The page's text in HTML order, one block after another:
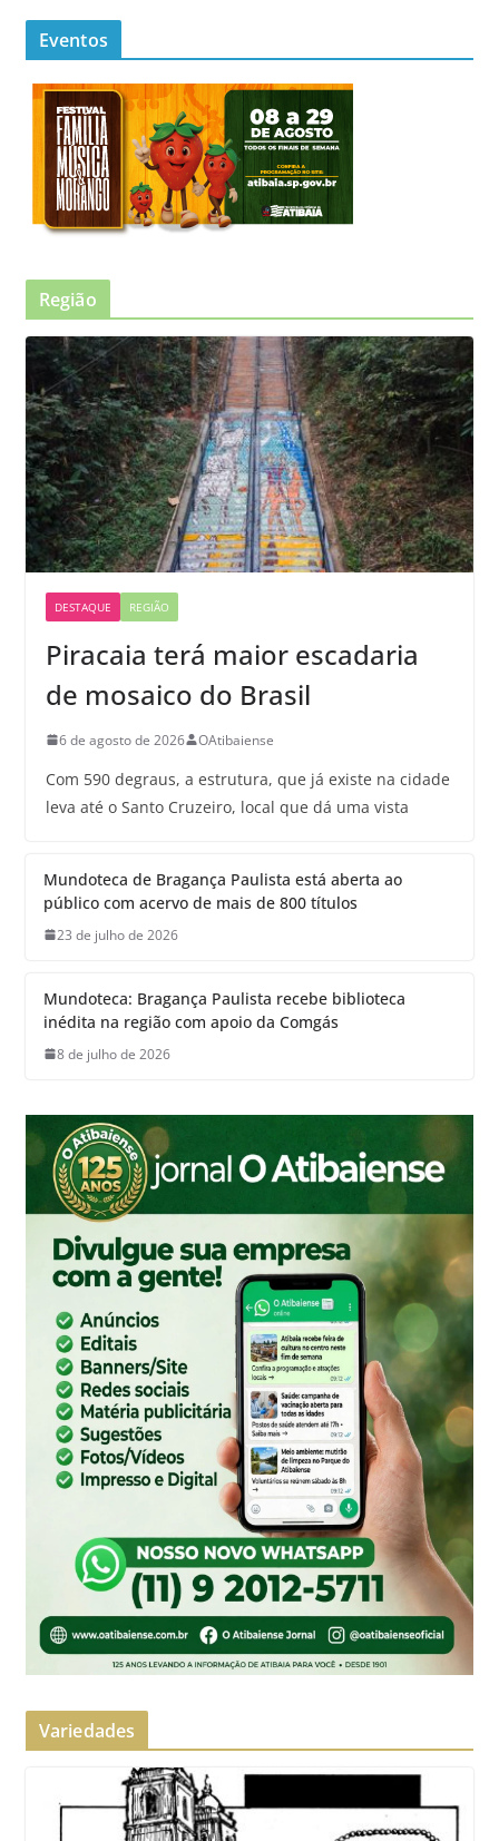
Eventos
Região
DESTAQUE REGIÃO
Piracaia terá maior escadaria
de mosaico do Brasil
6 de agosto de 2026 OAtibaiense
Com 590 degraus, a estrutura, que já existe na cidade
leva até o Santo Cruzeiro, local que dá uma vista
Mundoteca de Bragança Paulista está aberta ao
público com acervo de mais de 800 títulos
23 de julho de 2026
Mundoteca: Bragança Paulista recebe biblioteca
inédita na região com apoio da Comgás
8 de julho de 2026
Variedades